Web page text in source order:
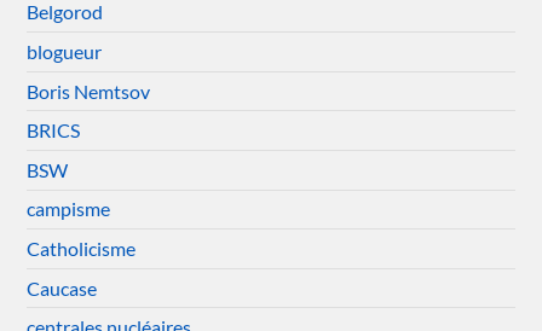
Belgorod
blogueur
Boris Nemtsov
BRICS
BSW
campisme
Catholicisme
Caucase